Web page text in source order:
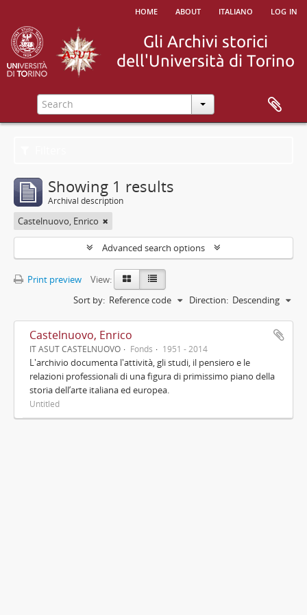
home about italiano log in
Showing 1 results
Archival description
Castelnuovo, Enrico
Advanced search options
Print preview
View:
Sort by: Reference code Direction: Descending
Castelnuovo, Enrico
IT ASUT CASTELNUOVO Fonds 1951 - 2014
L'archivio documenta l'attività, gli studi, il pensiero e le
relazioni professionali di una figura di primissimo piano della
storia dell’arte italiana ed europea.
Untitled